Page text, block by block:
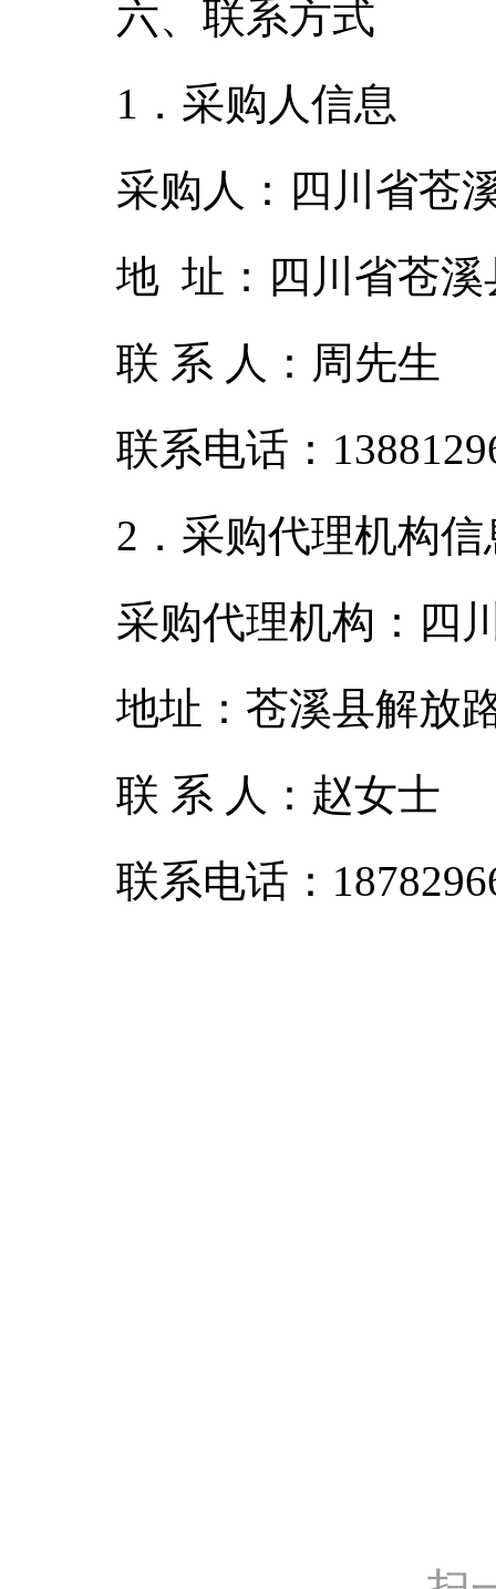
六、联系方式
1．采购人信息
采购人：四川省苍
地 址：四川省苍溪
联 系 人：周先生
联系电话：
2．采购代理机构信
采购代理机构：四
地址：苍溪县解放
联 系 人：赵女士
联系电话：